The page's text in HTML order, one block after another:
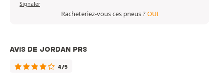
Signaler
Racheteriez-vous ces pneus ?OUI
AVIS DE JORDAN PRS
4/5